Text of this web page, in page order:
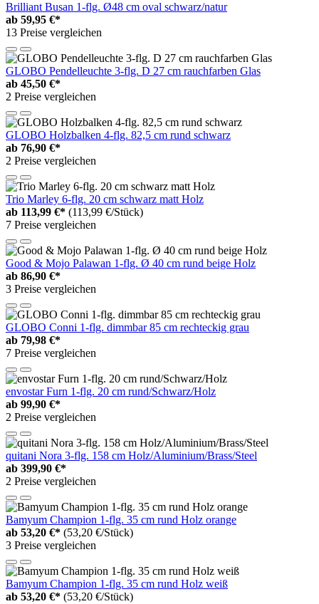
Brilliant Busan 1-flg. Ø48 cm oval schwarz/natur
ab 59,95 €*
13 Preise vergleichen
GLOBO Pendelleuchte 3-flg. D 27 cm rauchfarben Glas
ab 45,50 €*
2 Preise vergleichen
GLOBO Holzbalken 4-flg. 82,5 cm rund schwarz
ab 76,90 €*
2 Preise vergleichen
Trio Marley 6-flg. 20 cm schwarz matt Holz
ab 113,99 €* (113,99 €/Stück)
7 Preise vergleichen
Good & Mojo Palawan 1-flg. Ø 40 cm rund beige Holz
ab 86,90 €*
3 Preise vergleichen
GLOBO Conni 1-flg. dimmbar 85 cm rechteckig grau
ab 79,98 €*
7 Preise vergleichen
envostar Furn 1-flg. 20 cm rund/Schwarz/Holz
ab 99,90 €*
2 Preise vergleichen
quitani Nora 3-flg. 158 cm Holz/Aluminium/Brass/Steel
ab 399,90 €*
2 Preise vergleichen
Bamyum Champion 1-flg. 35 cm rund Holz orange
ab 53,20 €* (53,20 €/Stück)
3 Preise vergleichen
Bamyum Champion 1-flg. 35 cm rund Holz weiß
ab 53,20 €* (53,20 €/Stück)